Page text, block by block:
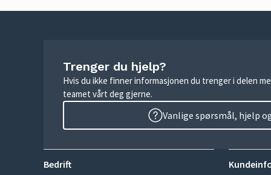
Trenger du hjelp?
Hvis du ikke finner informasjonen du trenger i delen
teamet vårt deg gjerne.
Vanlige spørsmål, hjelp
Bedrift